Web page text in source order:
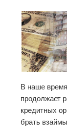
В наше
продолжает
кредитных
брать